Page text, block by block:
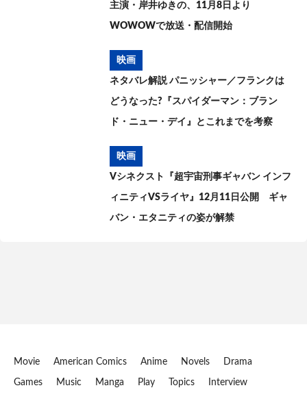
主演・岸井ゆきの、11月8日より
WOWOWで放送・配信開始
映画
ネタバレ解説 パニッシャー／フランクは
どうなった?『スパイダーマン：ブラン
ド・ニュー・デイ』とこれまでを考察
映画
Vシネクスト『超宇宙刑事ギャバン インフ
ィニティVSライヤ』12月11日公開 ギャ
バン・エタニティの姿が解禁
Movie American Comics Anime Novels Drama
Games Music Manga Play Topics Interview